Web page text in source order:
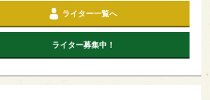
ライター一覧へ
ライター募集中！